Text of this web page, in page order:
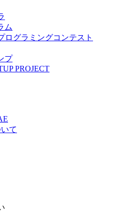
ム
ログラミングコンテスト
プ
PROJECT
て